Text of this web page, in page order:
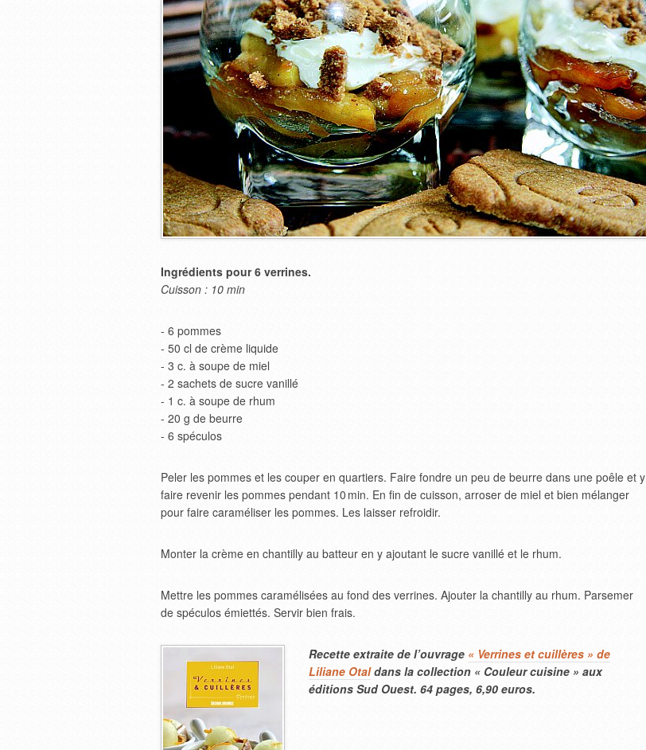
Ingrédients pour 6 verrines.
Cuisson : 10 min
- 6 pommes
- 50 cl de crème liquide
- 3 c. à soupe de miel
- 2 sachets de sucre vanillé
- 1 c. à soupe de rhum
- 20 g de beurre
- 6 spéculos
Peler les pommes et les couper en quartiers. Faire fondre un peu de beurre dans une poêle et y
faire revenir les pommes pendant 10 min. En fin de cuisson, arroser de miel et bien mélanger
pour faire caraméliser les pommes. Les laisser refroidir.
Monter la crème en chantilly au batteur en y ajoutant le sucre vanillé et le rhum.
Mettre les pommes caramélisées au fond des verrines. Ajouter la chantilly au rhum. Parsemer
de spéculos émiettés. Servir bien frais.
Recette extraite de l’ouvrage « Verrines et cuillères » de
Liliane Otaldans la collection « Couleur cuisine » aux
éditions Sud Ouest. 64 pages, 6,90 euros.